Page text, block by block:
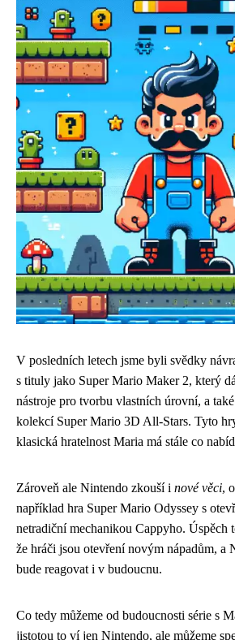
V posledních letech jsme byli svědky
s tituly jako Super Mario Maker 2, který
nástroje pro tvorbu vlastních úrovní, a
kolekcí Super Mario 3D All-Stars. Tyto
klasická hratelnost Maria má stále co
Zároveň ale Nintendo zkouší i nové věci,
například hra Super Mario Odyssey s
netradiční mechanikou Cappyho. Úspěch
že hráči jsou otevření novým nápadům, a
bude reagovat i v budoucnu.
Co tedy můžeme od budoucnosti série s
jistotou to ví jen Nintendo, ale můžeme